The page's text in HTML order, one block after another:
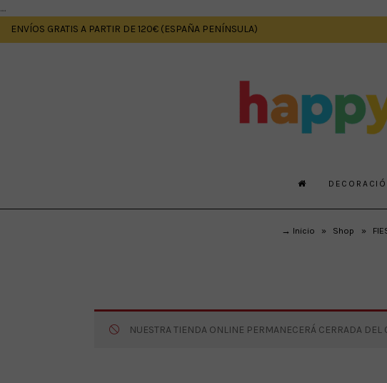
....
ENVÍOS GRATIS A PARTIR DE 120€ (ESPAÑA PENÍNSULA)
→ Inicio » Shop »
NUESTRA TIENDA ONLINE PERMANECERÁ CERRADA